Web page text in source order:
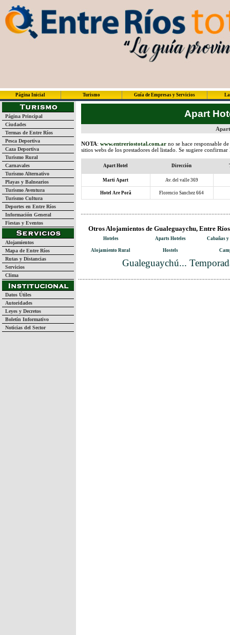
Página Inicial Turismo Guía de Empresas y Servicios
Página Principal
Ciudades
Termas de Entre Ríos
Pesca Deportiva
Caza Deportiva
Turismo Rural
Carnavales
Turismo Alternativo
Playas y Balnearios
Turismo Aventura
Turismo Cultura
Deportes en Entre Ríos
Información General
Fiestas y Eventos
Alojamientos
Mapa de Entre Ríos
Rutas y Distancias
Servicios
Clima
Datos Útiles
Autoridades
Leyes y Decretos
Boletín Informativo
Noticias del Sector
Apart
NOTA: www.entreriostotal.com.arno se hace responsable
sitios webs de los prestadores del listado. Se sugiere confirmar
Apart Hotel Dirección
Marti Apart Av. del valle 369
Hotel Are Porâ Florencio Sanchez 664
Otros Alojamientos de Gualeguaychu, Entre Ríos
Hoteles Aparts Hoteles Cabañas
Alojamiento Rural Hostels
Gualeguaychú...